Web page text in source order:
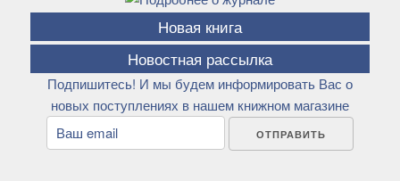
Новая книга
Новостная рассылка
Подпишитесь! И мы будем информировать Вас о
новых поступлениях в нашем книжном магазине